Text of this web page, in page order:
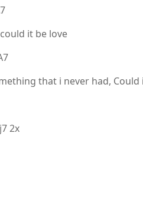
it be love
that i never had, Could
2x